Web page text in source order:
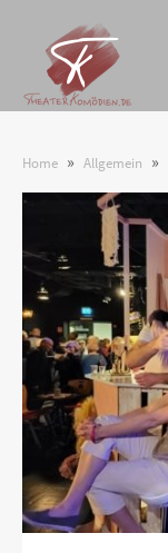
Home » Allgemein »